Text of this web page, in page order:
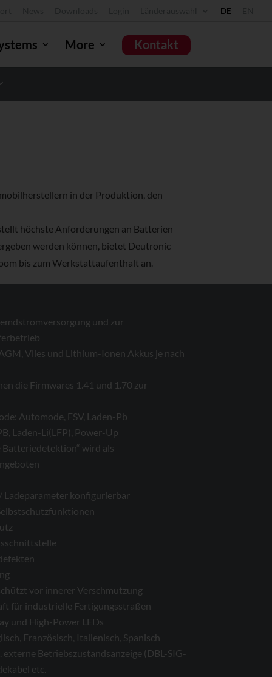
DE
More Kontakt
in der Produktion, den
höchste Anforderungen an Batterien
werden können, bietet Deutronic
bis zum Werkstattaufenthalt an.
und zur
Vlies und Lithium-Ionen Akkus je nach
die Firmwares 1.41 und 1.70 zur
Automode, FSV, Laden-Pb
Laden-Li(LFP), Power-Up
wird als
konfigurierbar
vor innerer Verschmutzung
für industrielle Fertigungsstraßen
und High-Power LEDs
Französisch, Italienisch, Spanisch
externe Betriebszustandsanzeige (DBL-SIG-
etc.